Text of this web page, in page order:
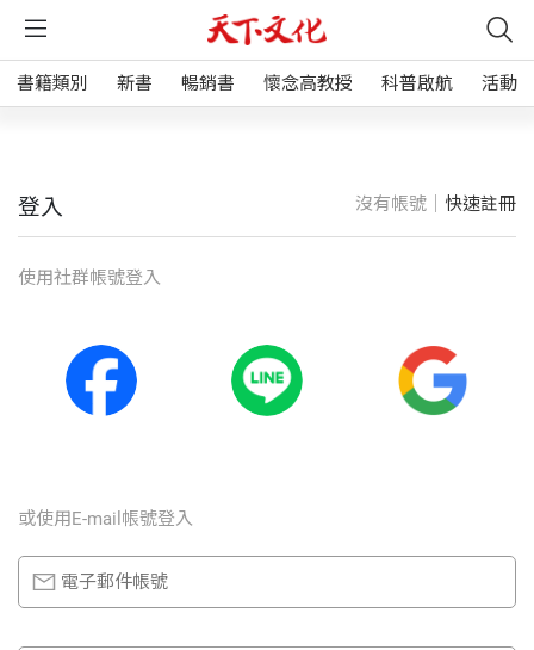
書籍類別 新書 暢銷書 懷念高教授 科普啟航 活動
登入 沒有帳號｜ 快速註冊
使⽤社群帳號登入
或使⽤E-mail帳號登入